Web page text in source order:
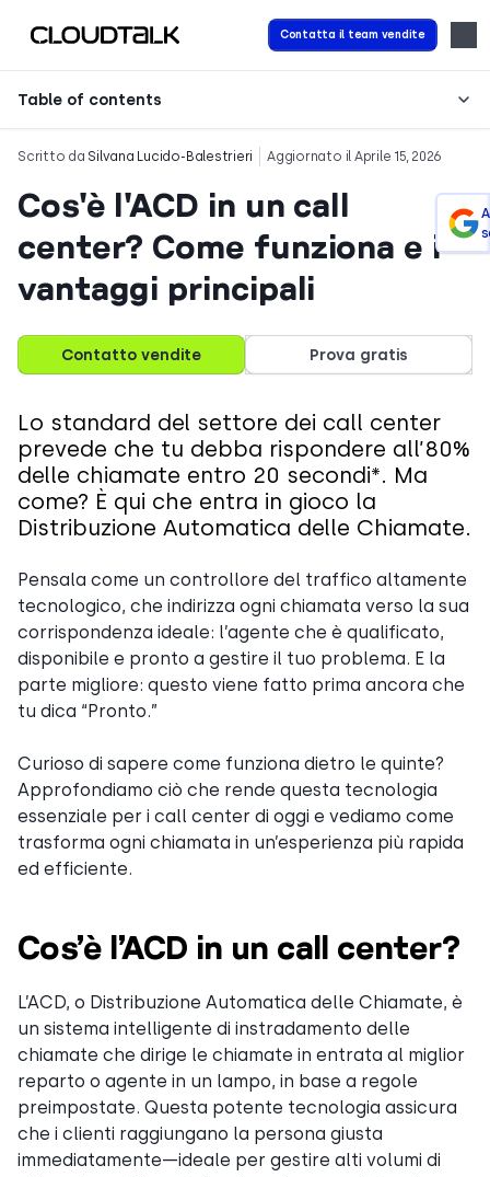
Contatta il team vendite
Table of contents
Scritto da Silvana Lucido-Balestrieri Aggiornato il Aprile 15, 2026
Cos'è l'ACD in un call
center? Come funziona e i
vantaggi principali
Contatto vendite Prova gratis
Lo standard del settore dei call center
prevede che tu debba rispondere all’80%
delle chiamate entro 20 secondi*. Ma
come? È qui che entra in gioco la
Distribuzione Automatica delle Chiamate.
Pensala come un controllore del traffico altamente
tecnologico, che indirizza ogni chiamata verso la sua
corrispondenza ideale: l’agente che è qualificato,
disponibile e pronto a gestire il tuo problema. E la
parte migliore: questo viene fatto prima ancora che
tu dica “Pronto.”
Curioso di sapere come funziona dietro le quinte?
Approfondiamo ciò che rende questa tecnologia
essenziale per i call center di oggi e vediamo come
trasforma ogni chiamata in un’esperienza più rapida
ed efficiente.
Cos’è l’ACD in un call center?
L’ACD, o Distribuzione Automatica delle Chiamate, è
un sistema intelligente di instradamento delle
chiamate che dirige le chiamate in entrata al miglior
reparto o agente in un lampo, in base a regole
preimpostate. Questa potente tecnologia assicura
che i clienti raggiungano la persona giusta
immediatamente—ideale per gestire alti volumi di